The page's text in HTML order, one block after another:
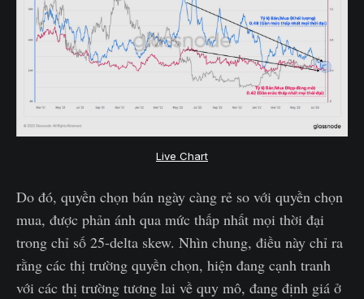
Live Chart
Do đó, quyền chọn bán ngày càng rẻ so với quyền chọn
mua, được phản ánh qua mức thấp nhất mọi thời đại
trong chỉ số 25-delta skew. Nhìn chung, điều này chỉ ra
rằng các thị trường quyền chọn, hiện đang cạnh tranh
với các thị trường tương lai về quy mô, đang định giá ở